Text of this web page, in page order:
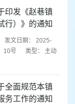
印发《赵巷镇
行）》的通知
发文日期： 2025-
10号
类型： 主动
全面规范本镇
务工作的通知